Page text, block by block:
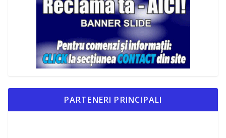
PARTENERI PRINCIPALI